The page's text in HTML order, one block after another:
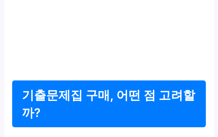
기출문제집 구매, 어떤 점 고려할
까?